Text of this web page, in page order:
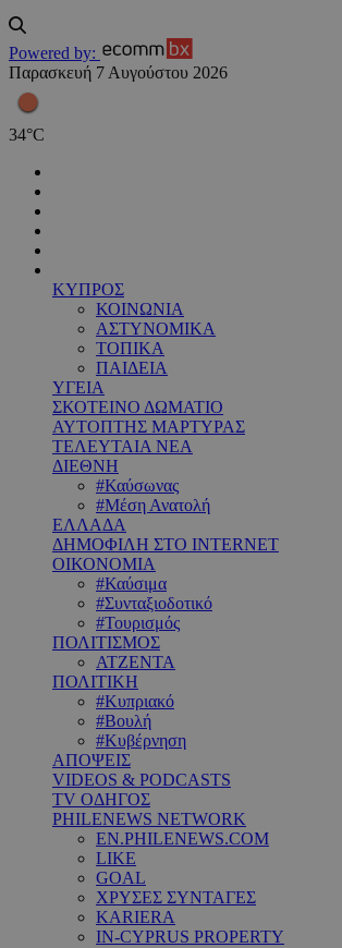
Powered by:
Παρασκευή 7 Αυγούστου 2026
34°C
ΚΥΠΡΟΣ
ΚΟΙΝΩΝΙΑ
ΑΣΤΥΝΟΜΙΚΑ
ΤΟΠΙΚΑ
ΠΑΙΔΕΙΑ
ΥΓΕΙΑ
ΣΚΟΤΕΙΝΟ ΔΩΜΑΤΙΟ
ΑΥΤΟΠΤΗΣ ΜΑΡΤΥΡΑΣ
ΤΕΛΕΥΤΑΙΑ ΝΕΑ
ΔΙΕΘΝΗ
#Καύσωνας
#Μέση Ανατολή
ΕΛΛΑΔΑ
ΔΗΜΟΦΙΛΗ ΣΤΟ INTERNET
ΟΙΚΟΝΟΜΙΑ
#Καύσιμα
#Συνταξιοδοτικό
#Τουρισμός
ΠΟΛΙΤΙΣΜΟΣ
ΑΤΖΕΝΤΑ
ΠΟΛΙΤΙΚΗ
#Κυπριακό
#Βουλή
#Κυβέρνηση
ΑΠΟΨΕΙΣ
VIDEOS & PODCASTS
TV ΟΔΗΓΟΣ
PHILENEWS NETWORK
EN.PHILENEWS.COM
LIKE
GOAL
ΧΡΥΣΕΣ ΣΥΝΤΑΓΕΣ
KARIERA
IN-CYPRUS PROPERTY